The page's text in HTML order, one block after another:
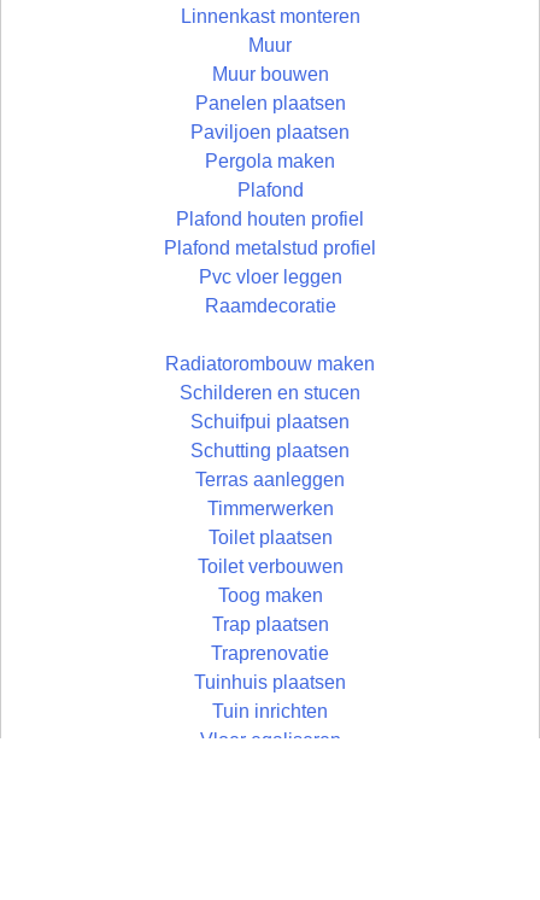
Linnenkast monteren
Muur
Muur bouwen
Panelen plaatsen
Paviljoen plaatsen
Pergola maken
Plafond
Plafond houten profiel
Plafond metalstud profiel
Pvc vloer leggen
Raamdecoratie
Radiatorombouw maken
Schilderen en stucen
Schuifpui plaatsen
Schutting plaatsen
Terras aanleggen
Timmerwerken
Toilet plaatsen
Toilet verbouwen
Toog maken
Trap plaatsen
Traprenovatie
Tuinhuis plaatsen
Tuin inrichten
Vloer egaliseren